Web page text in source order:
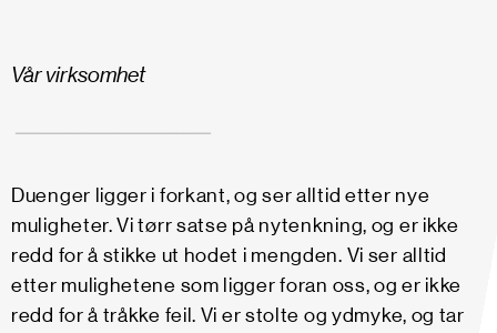
Vår virksomhet
Duenger ligger i forkant, og ser alltid etter nye
muligheter. Vi tørr satse på nytenkning, og er ikke
redd for å stikke ut hodet i mengden. Vi ser alltid
etter mulighetene som ligger foran oss, og er ikke
redd for å tråkke feil. Vi er stolte og ydmyke, og tar